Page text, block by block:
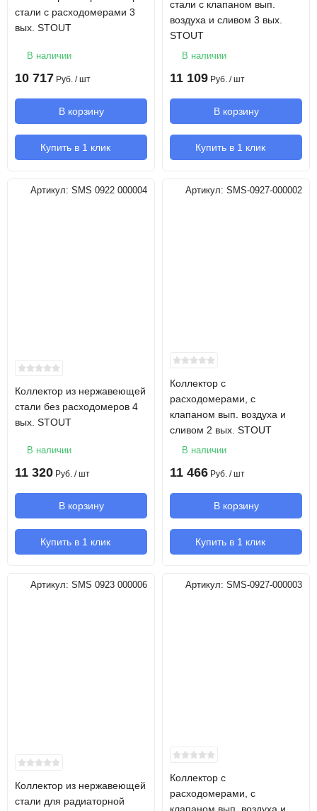
стали с расходомерами 3
вых. STOUT
В наличии
10 717 Руб. / шт
В корзину
Купить в 1 клик
стали с клапаном вып.
воздуха и сливом 3 вых.
STOUT
В наличии
11 109 Руб. / шт
В корзину
Купить в 1 клик
Артикул: SMS 0922 000004
Коллектор из нержавеющей
стали без расходомеров 4
вых. STOUT
В наличии
11 320 Руб. / шт
В корзину
Купить в 1 клик
Артикул: SMS-0927-000002
Коллектор с
расходомерами, с
клапаном вып. воздуха и
сливом 2 вых. STOUT
В наличии
11 466 Руб. / шт
В корзину
Купить в 1 клик
Артикул: SMS 0923 000006
Коллектор из нержавеющей
стали для радиаторной
Артикул: SMS-0927-000003
Коллектор с
расходомерами, с